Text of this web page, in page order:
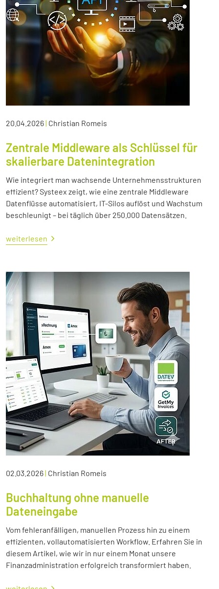
20.04.2026| Christian Romeis
Zentrale Middleware als Schlüssel für
skalierbare Datenintegration
Wie integriert man wachsende Unternehmensstrukturen
effizient? Systeex zeigt, wie eine zentrale Middleware
Datenflüsse automatisiert, IT-Silos auflöst und Wachstum
beschleunigt – bei täglich über 250.000 Datensätzen.
weiterlesen
02.03.2026| Christian Romeis
Buchhaltung ohne manuelle
Dateneingabe
Vom fehleranfälligen, manuellen Prozess hin zu einem
effizienten, vollautomatisierten Workflow. Erfahren Sie in
diesem Artikel, wie wir in nur einem Monat unsere
Finanzadministration erfolgreich transformiert haben.